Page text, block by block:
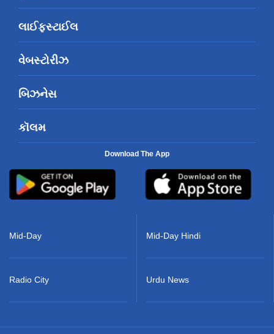
લાઈફસ્ટાઈલ
વેબસ્ટોરીઝ
બિઝનેસ
કૉલમ
Download The App
Mid-Day
Radio City
Mid-Day Hindi
Urdu News